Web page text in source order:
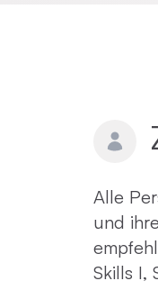
Alle
und
Skills I,